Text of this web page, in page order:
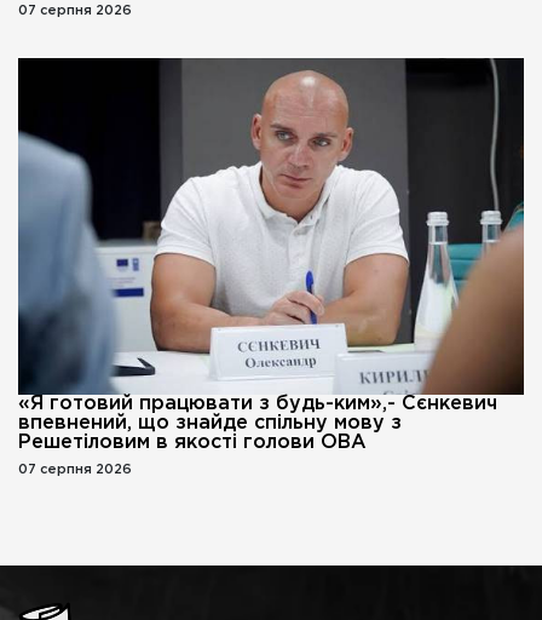
07 серпня 2026
«Я готовий працювати з будь-ким»,- Сєнкевич
впевнений, що знайде спільну мову з
Решетіловим в якості голови ОВА
07 серпня 2026